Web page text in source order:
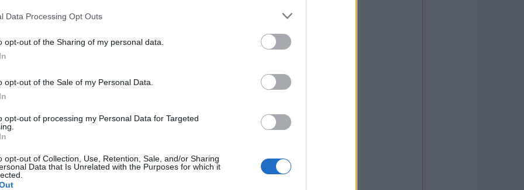
Data Processing Opt Outs
opt-out of the Sharing of my personal data.
opt-out of the Sale of my Personal Data.
opt-out of processing my Personal Data for Targeted
opt-out of Collection, Use, Retention, Sale, and/or Sharing
Data that Is Unrelated with the Purposes for which it
segundos
Anos Dourados